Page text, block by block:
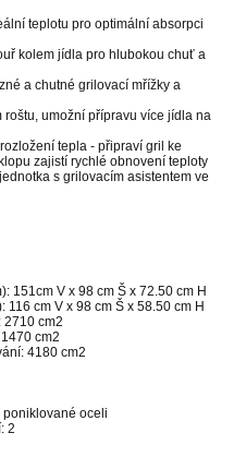
teplotu pro optimální absorpci
kolem jídla pro hlubokou chuť a
a chutné grilovací mřížky a
umožní přípravu více jídla na
tepla - připraví gril ke
zajistí rychlé obnovení teploty
s grilovacím asistentem ve
151cm V x 98 cm Š x 72.50 cm H
116 cm V x 98 cm Š x 58.50 cm H
2710 cm2
cm2
4180 cm2
poniklované oceli
2